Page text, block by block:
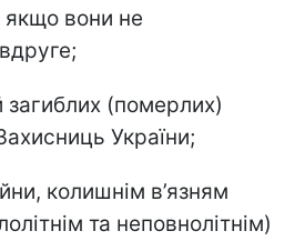
якщо вони не
загиблих (померлих)
України;
колишнім в’язням
та неповнолітнім)